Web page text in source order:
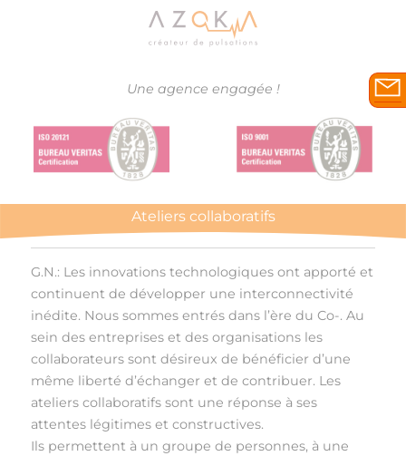
Une agence engagée !
Ateliers collaboratifs
G.N.: Les innovations technologiques ont apporté et
continuent de développer une interconnectivité
inédite. Nous sommes entrés dans l’ère du Co-. Au
sein des entreprises et des organisations les
collaborateurs sont désireux de bénéficier d’une
même liberté d’échanger et de contribuer. Les
ateliers collaboratifs sont une réponse à ses
attentes légitimes et constructives.
Ils permettent à un groupe de personnes, à une